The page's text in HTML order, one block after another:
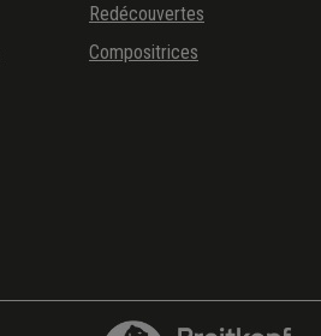
Redécouvertes
Compositrices